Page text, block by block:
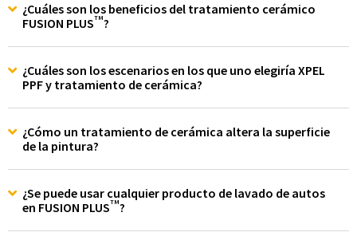
¿Cuáles son los beneficios del tratamiento cerámico
FUSION PLUSTM?
¿Cuáles son los escenarios en los que uno elegiría XPEL
PPF y tratamiento de cerámica?
¿Cómo un tratamiento de cerámica altera la superficie
de la pintura?
¿Se puede usar cualquier producto de lavado de autos
en FUSION PLUSTM?